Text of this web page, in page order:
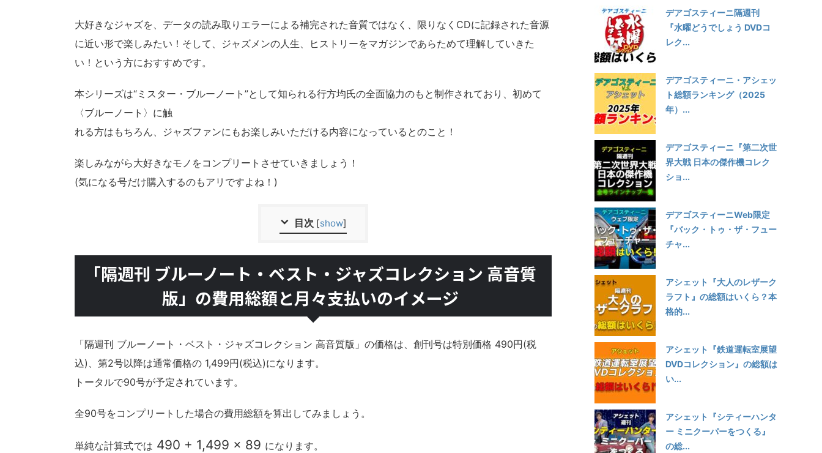
大好きなジャズを、データの読み取りエラーによる補完された音質ではなく、限りなくCDに記録された音源
に近い形で楽しみたい！そして、ジャズメンの人生、ヒストリーをマガジンであらためて理解していきた
い！という方におすすめです。
本シリーズは“ミスター・ブルーノート”として知られる行方均氏の全面協力のもと制作されており、初めて
〈ブルーノート〉に触
れる方はもちろん、ジャズファンにもお楽しみいただける内容になっているとのこと！
楽しみながら大好きなモノをコンプリートさせていきましょう！
(気になる号だけ購入するのもアリですよね！)
目次 [show]
「隔週刊 ブルーノート・ベスト・ジャズコレクション 高音質
版」の費用総額と月々支払いのイメージ
「隔週刊 ブルーノート・ベスト・ジャズコレクション 高音質版」の価格は、創刊号は特別価格 490円(税
込)、第2号以降は通常価格の 1,499円(税込)になります。
トータルで90号が予定されています。
全90号をコンプリートした場合の費用総額を算出してみましょう。
単純な計算式では 490 + 1,499 × 89 になります。
デアゴスティーニ隔週刊
『水曜どうでしょう DVDコ
レク...
デアゴスティーニ・アシェッ
ト総額ランキング（2025
年）...
デアゴスティーニ『第二次世
界大戦 日本の傑作機コレク
ショ...
デアゴスティーニWeb限定
『バック・トゥ・ザ・フュー
チャ...
アシェット『大人のレザーク
ラフト』の総額はいくら？本
格的...
アシェット『鉄道運転室展望
DVDコレクション』の総額は
い...
アシェット『シティーハンタ
ー ミニクーパーをつくる』
の総...